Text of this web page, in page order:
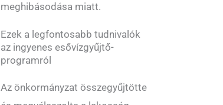
meghibásodása miatt.
Ezek a legfontosabb tudnivalók
az ingyenes esővízgyűjtő-
programról
Az önkormányzat összegyűjtötte